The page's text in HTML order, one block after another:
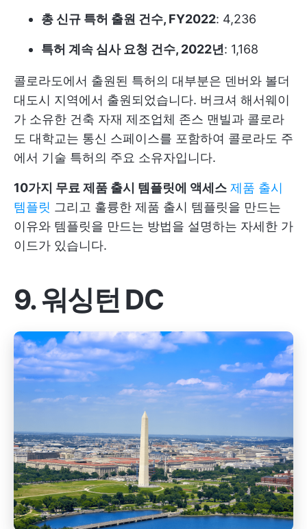
총 신규 특허 출원 건수, FY2022: 4,236
특허 계속 심사 요청 건수, 2022년: 1,168
콜로라도에서 출원된 특허의 대부분은 덴버와 볼더
대도시 지역에서 출원되었습니다. 버크셔 해서웨이
가 소유한 건축 자재 제조업체 존스 맨빌과 콜로라
도 대학교는 통신 스페이스를 포함하여 콜로라도 주
에서 기술 특허의 주요 소유자입니다.
10가지 무료 제품 출시 템플릿에 액세스 제품 출시
템플릿 그리고 훌륭한 제품 출시 템플릿을 만드는
이유와 템플릿을 만드는 방법을 설명하는 자세한 가
이드가 있습니다.
9. 워싱턴 DC